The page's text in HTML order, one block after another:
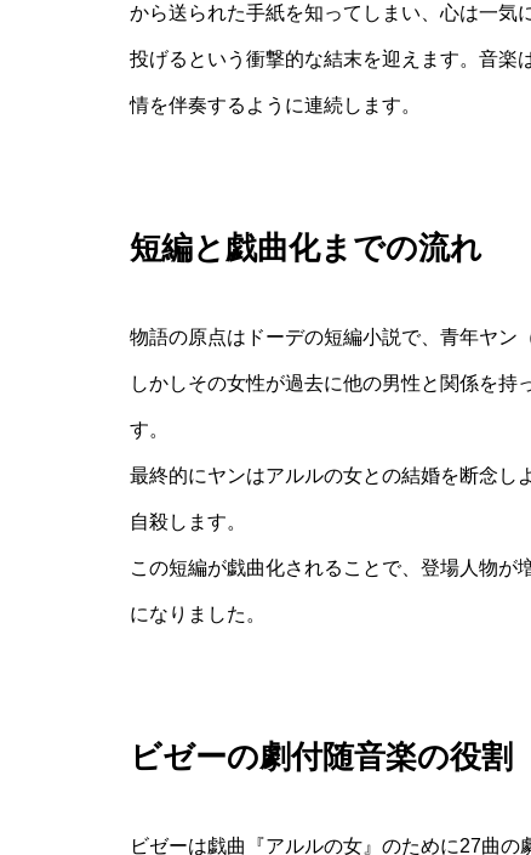
から送られた手紙を知ってしまい、心は一気
投げるという衝撃的な結末を迎えます。音楽
情を伴奏するように連続します。
短編と戯曲化までの流れ
物語の原点はドーデの短編小説で、青年ヤン
しかしその女性が過去に他の男性と関係を持
す。
最終的にヤンはアルルの女との結婚を断念し
自殺します。
この短編が戯曲化されることで、登場人物
になりました。
ビゼーの劇付随音楽の役割
ビゼーは戯曲『アルルの女』のために27曲